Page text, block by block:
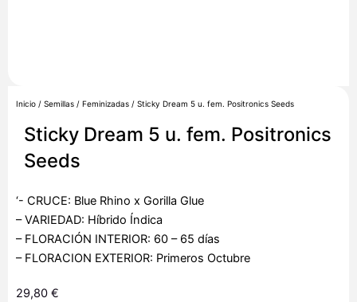
Inicio / Semillas / Feminizadas / Sticky Dream 5 u. fem. Positronics Seeds
Sticky Dream 5 u. fem. Positronics
Seeds
‘- CRUCE: Blue Rhino x Gorilla Glue
– VARIEDAD: Híbrido Índica
– FLORACIÓN INTERIOR: 60 – 65 días
– FLORACION EXTERIOR: Primeros Octubre
29,80 €